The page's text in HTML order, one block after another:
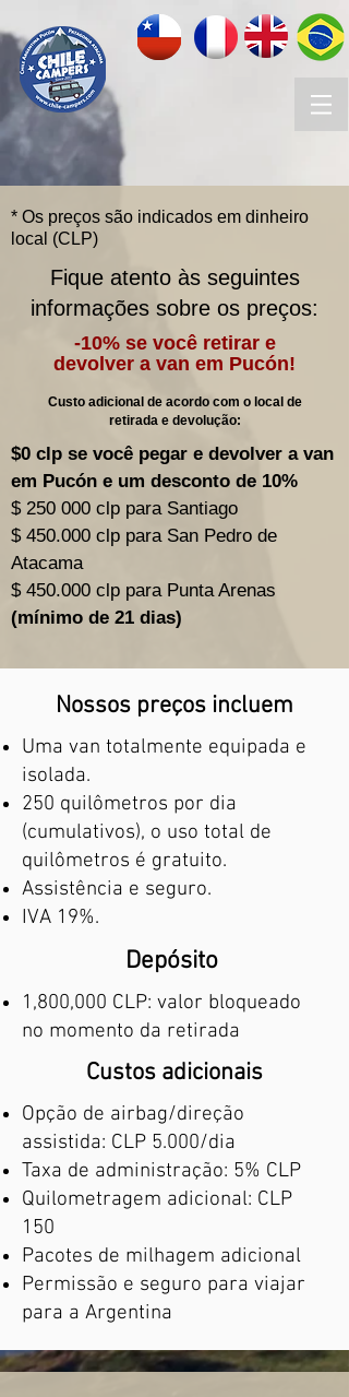
* Os preços são indicados em dinheiro
local (CLP)
Fique atento às seguintes
informações sobre os preços:
-10% se você retirar e
devolver a van em Pucón!
Custo adicional de acordo com o local de
retirada e devolução:
$0 clp se você pegar e devolver a van
em Pucón e um desconto de 10%
$ 250 000 clp para Santiago
$ 450.000 clp para San Pedro de
Atacama
$ 450.000 clp para Punta Arenas
(mínimo de 21 dias)
Nossos preços incluem
Uma van totalmente equipada e
isolada.
250 quilômetros por dia
(cumulativos), o uso total de
quilômetros é gratuito.
Assistência e seguro.
IVA 19%.
Depósito
1,800,000 CLP: valor bloqueado
no momento da retirada
Custos adicionais
Opção de airbag/direção
assistida: CLP 5.000/dia
Taxa de administração: 5% CLP
Quilometragem adicional: CLP
150
Pacotes de milhagem adicional
Permissão e seguro para viajar
para a Argentina